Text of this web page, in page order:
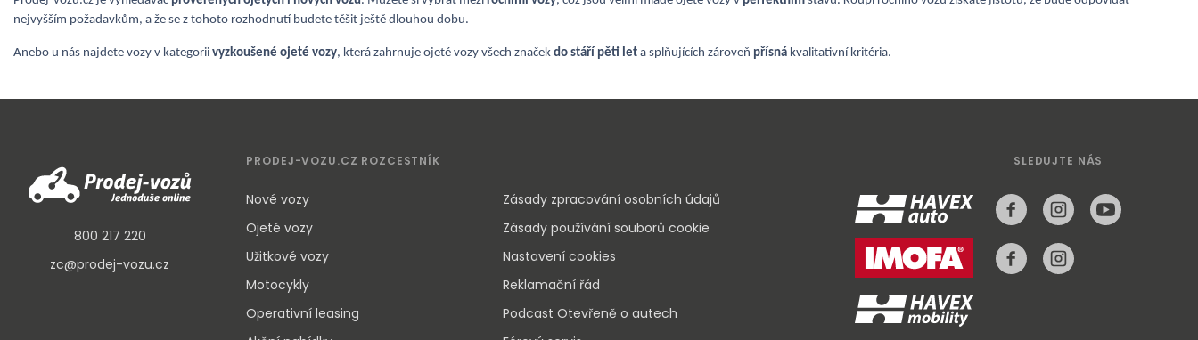
nejvyšším požadavkům, a že se z tohoto rozhodnutí budete těšit ještě dlouhou dobu.
Anebo u nás najdete vozy v kategorii vyzkoušené ojeté vozy, která zahrnuje ojeté vozy všech značek do stáří pěti let a splňujících zároveň přísná kvalitativní kritéria.
800 217 220
zc@prodej-vozu.cz
PRODEJ-VOZU.CZ ROZCESTNÍK
Nové vozy
Ojeté vozy
Užitkové vozy
Motocykly
Operativní leasing
Zásady zpracování osobních údajů
Zásady používání souborů cookie
Nastavení cookies
Reklamační řád
Podcast Otevřeně o autech
SLEDUJTE NÁS